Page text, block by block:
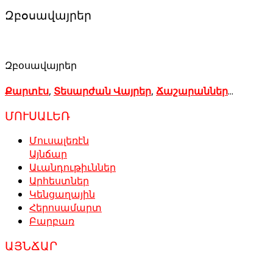
Զբօսավայրեր
Զբօսավայրեր
Քարտէս, Տեսարժան Վայրեր, Ճաշարաններ...
ՄՈՒՍԱԼԵՌ
Մուսալեռէն
Այնճար
Աւանդութիւններ
Արհեստներ
Կենցաղային
Հերոսամարտ
Բարբառ
ԱՅՆՃԱՐ